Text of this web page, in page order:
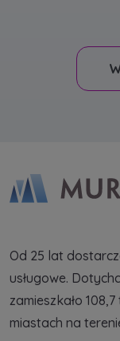
Od 25 lat
usługowe.
zamieszkało
miastach na